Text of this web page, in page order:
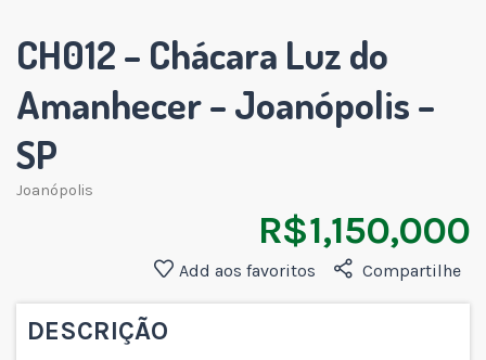
CH012 – Chácara Luz do
Amanhecer – Joanópolis –
SP
Joanópolis
R$ 1,150,000
Compartilhe
Add aos favoritos
DESCRIÇÃO